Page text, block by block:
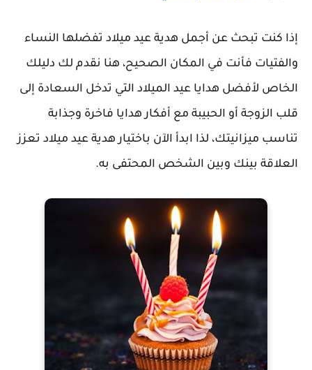
إذا كنت تبحث عن أجمل هدية عيد ميلاد تفضلها النساء
والفتيات فأنت في المكان الصحيح، هنا نقدم لك دليلك
الخاص لأفضل هدايا عيد الميلاد التي تدخل السعادة إلى
قلب الزوجة أو الحبيبة مع أفكار هدايا فاخرة وجذابة
تناسب ميزانيتك، لذا ابدأ الآن باختيار هدية عيد ميلاد تعزز
العلاقة بينك وبين الشخص المحتفى به.